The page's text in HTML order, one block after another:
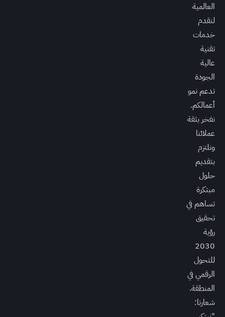
العالمية
لنقدم
خدمات
تقنية
عالية
الجودة
تدعم نمو
أعمالكم.
نفخر بثقة
عملائنا
ونلتزم
بتقديم
حلول
مبتكرة
تساهم في
تحقيق
رؤية
2030
للتحول
الرقمي في
المنطقة.
شعارنا: